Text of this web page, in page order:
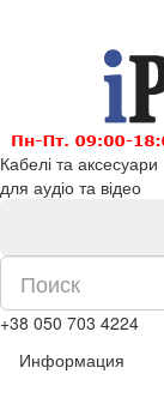
Кабелі та аксесуари
для аудіо та відео
+38 050 703 4224
Информация